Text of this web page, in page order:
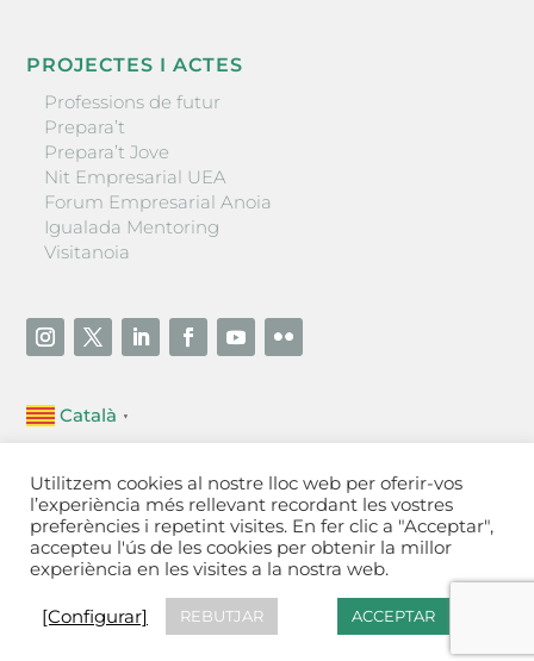
PROJECTES I ACTES
Professions de futur
Prepara’t
Prepara’t Jove
Nit Empresarial UEA
Forum Empresarial Anoia
Igualada Mentoring
Visitanoia
Català ▼
Unió Empresarial de l’Anoia (UEA)
Ctra. de Manresa, 131, 08700 – Igualada (Barcelona)
Tel 93 805 22 92
Contactar
Política
de cookies [Configurar]
Fet a Igualada per Aladetres
Utilitzem cookies al nostre lloc web per oferir-vos
l’experiència més rellevant recordant les vostres
preferències i repetint visites. En fer clic a "Acceptar",
accepteu l'ús de les cookies per obtenir la millor
experiència en les visites a la nostra web.
[Configurar] REBUTJAR ACCEPTAR